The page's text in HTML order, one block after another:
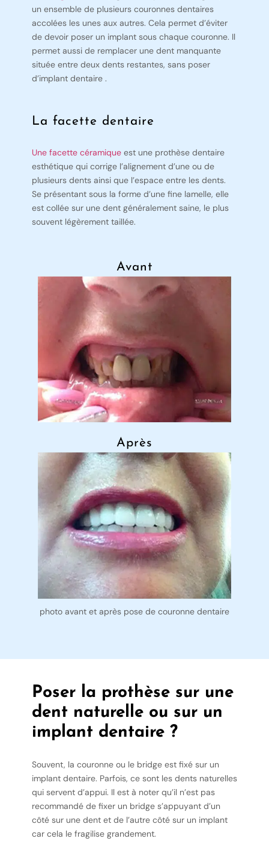
un ensemble de plusieurs couronnes dentaires
accolées les unes aux autres. Cela permet d’éviter
de devoir poser un implant sous chaque couronne. Il
permet aussi de remplacer une dent manquante
située entre deux dents restantes, sans poser
d’implant dentaire .
La facette dentaire
Une facette céramiqueest une prothèse dentaire
esthétique qui corrige l’alignement d’une ou de
plusieurs dents ainsi que l’espace entre les dents.
Se présentant sous la forme d’une fine lamelle, elle
est collée sur une dent généralement saine, le plus
souvent légèrement taillée.
Avant
Après
photo avant et après pose de couronne dentaire
Poser la prothèse sur une
dent naturelle ou sur un
implant dentaire ?
Souvent, la couronne ou le bridge est fixé sur un
implant dentaire. Parfois, ce sont les dents naturelles
qui servent d’appui. Il est à noter qu’il n’est pas
recommandé de fixer un bridge s’appuyant d’un
côté sur une dent et de l’autre côté sur un implant
car cela le fragilise grandement.